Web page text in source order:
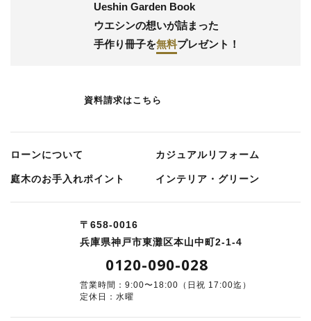
Ueshin Garden Book
ウエシンの想いが詰まった
手作り冊子を無料プレゼント！
資料請求はこちら
ローンについて カジュアルリフォーム
庭⽊のお⼿⼊れポイント インテリア・グリーン
〒658-0016
兵庫県神戸市東灘区本山中町2-1-4
0120-090-028
営業時間：9:00〜18:00（日祝 17:00迄）
定休日：水曜